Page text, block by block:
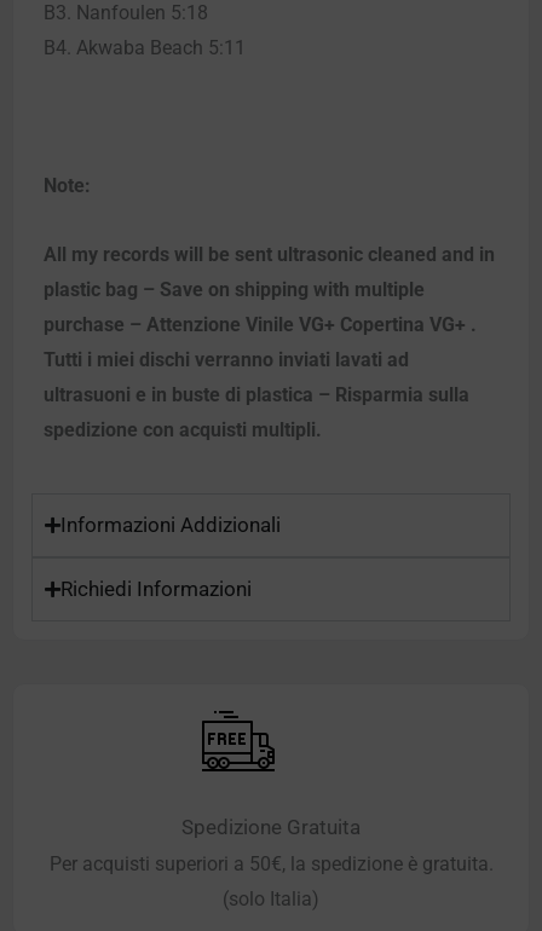
B3. Nanfoulen 5:18
B4. Akwaba Beach 5:11
Note:
All my records will be sent ultrasonic cleaned and in
plastic bag – Save on shipping with multiple
purchase – Attenzione Vinile VG+ Copertina VG+ .
Tutti i miei dischi verranno inviati lavati ad
ultrasuoni e in buste di plastica – Risparmia sulla
spedizione con acquisti multipli.
Informazioni Addizionali
Richiedi Informazioni
Spedizione Gratuita
Per acquisti superiori a 50€, la spedizione è gratuita.
(solo Italia)